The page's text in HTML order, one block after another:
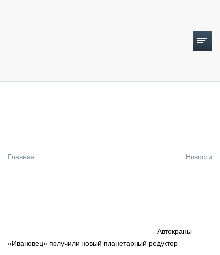
СПЕЦПРОЕКТЫ
Главная Новости
Автокраны
«Ивановец» получили новый планетарный редуктор